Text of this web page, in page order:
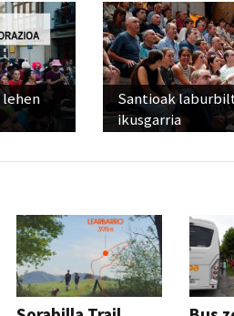
lehen
Santioak
ikusgarria